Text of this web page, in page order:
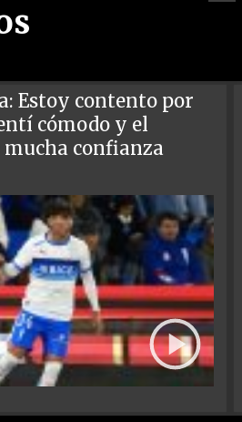
Estoy contento por
cómodo y el
mucha confianza